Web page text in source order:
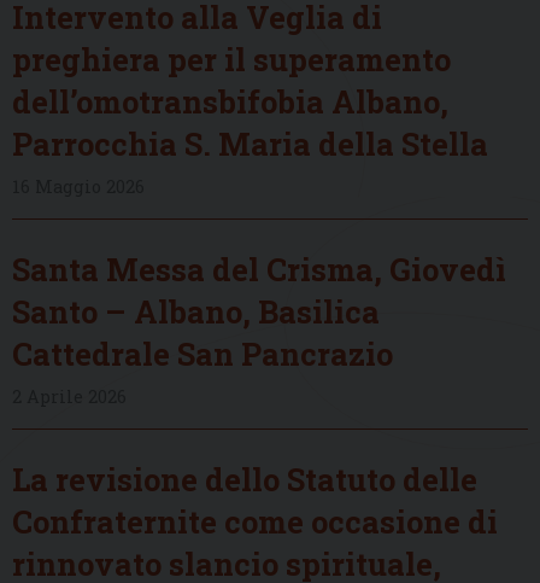
Intervento alla Veglia di
preghiera per il superamento
dell’omotransbifobia Albano,
Parrocchia S. Maria della Stella
Santa Messa del Crisma, Giovedì
Santo – Albano, Basilica
Cattedrale San Pancrazio
La revisione dello Statuto delle
Confraternite come occasione di
rinnovato slancio spirituale,